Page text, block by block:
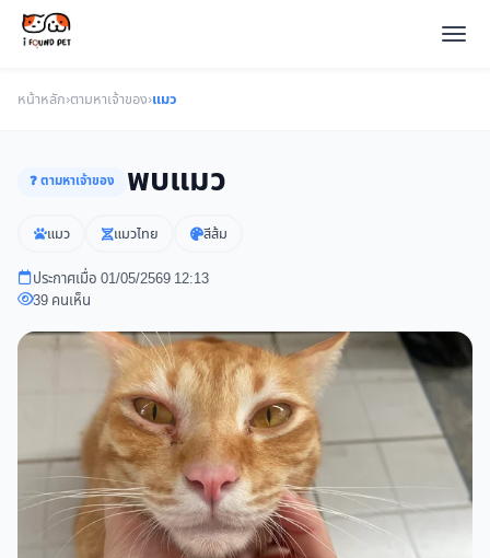
หน้าหลัก›ตามหาเจ้าของ›แมว
❓ ตามหาเจ้าของ พบแมว
แมว แมวไทย สีส้ม
ประกาศเมื่อ 01/05/2569 12:13
39 คนเห็น